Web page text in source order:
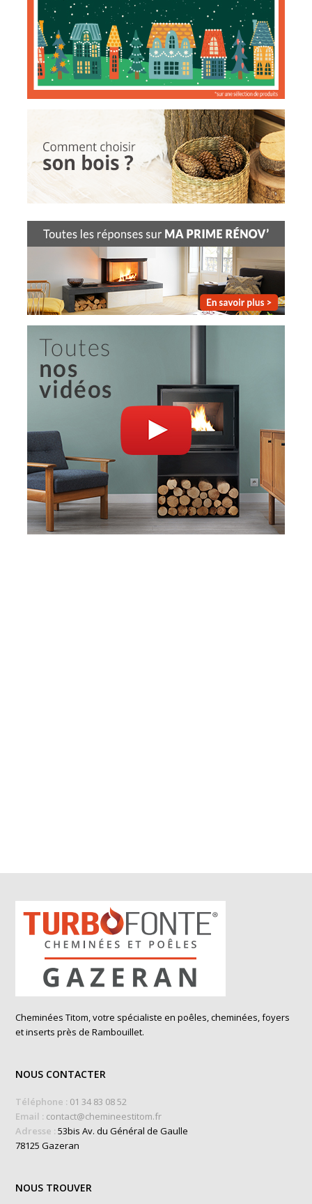
Cheminées Titom, votre spécialiste en poêles, cheminées, foyers
et inserts près de Rambouillet.
NOUS CONTACTER
Téléphone : 01 34 83 08 52
Email : contact@chemineestitom.fr
Adresse :53bis Av. du Général de Gaulle
78125 Gazeran
NOUS TROUVER